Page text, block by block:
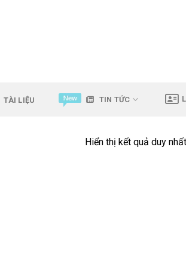
TÀI LIỆU TIN TỨC
Hiển thị kết quả duy nhất